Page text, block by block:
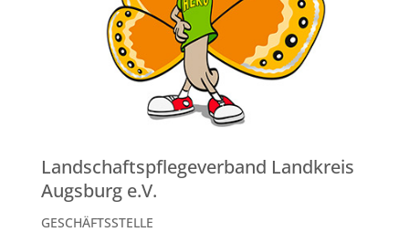
Landschaftspflegeverband Landkreis
Augsburg e.V.
GESCHÄFTSSTELLE